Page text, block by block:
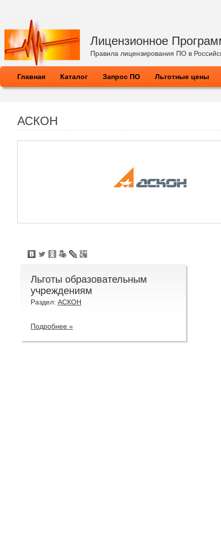
Лицензионное
Правила лицензирования ПО в
Главная Каталог Запрос ПО Льготные цены
АСКОН
Льготы образовательным
учреждениям
Раздел: АСКОН
Подробнее »